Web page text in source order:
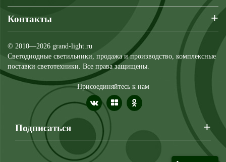
Контакты +
© 2010—2026 grand-light.ru
Светодиодные светильники, продажа и производство, комплексные
поставки светотехники. Все права защищены.
Присоединяйтесь к нам
Подписаться +